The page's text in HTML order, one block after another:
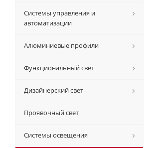
Системы управления и
автоматизации
Алюминиевые профили
Функциональный свет
Дизайнерский свет
Проявочный свет
Системы освещения